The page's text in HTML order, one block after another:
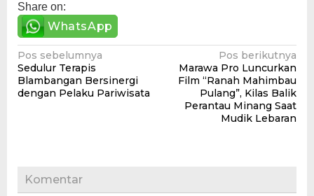
Share on:
WhatsApp
Navigasi
pos
Pos sebelumnya
Sedulur Terapis
Blambangan Bersinergi
dengan Pelaku Pariwisata
Pos berikutnya
Marawa Pro Luncurkan
Film “Ranah Mahimbau
Pulang”, Kilas Balik
Perantau Minang Saat
Mudik Lebaran
Komentar